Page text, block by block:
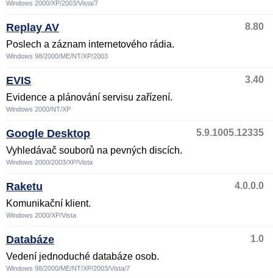
Windows 2000/XP/2003/Vista/7
Replay AV
8.80
Poslech a záznam internetového rádia.
Windows 98/2000/ME/NT/XP/2003
EVIS
3.40
Evidence a plánování servisu zařízení.
Windows 2000/NT/XP
Google Desktop
5.9.1005.12335
Vyhledávač souborů na pevných discích.
Windows 2000/2003/XP/Vista
Raketu
4.0.0.0
Komunikační klient.
Windows 2000/XP/Vista
Databáze
1.0
Vedení jednoduché databáze osob.
Windows 98/2000/ME/NT/XP/2003/Vista/7